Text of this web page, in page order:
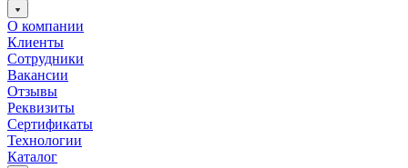
О компании
Клиенты
Сотрудники
Вакансии
Отзывы
Реквизиты
Сертификаты
Технологии
Каталог